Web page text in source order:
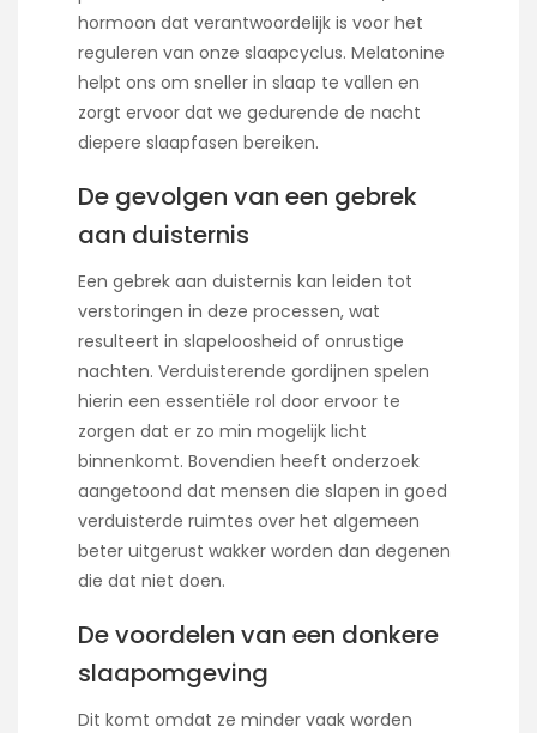
hormoon dat verantwoordelijk is voor het
reguleren van onze slaapcyclus. Melatonine
helpt ons om sneller in slaap te vallen en
zorgt ervoor dat we gedurende de nacht
diepere slaapfasen bereiken.
De gevolgen van een gebrek
aan duisternis
Een gebrek aan duisternis kan leiden tot
verstoringen in deze processen, wat
resulteert in slapeloosheid of onrustige
nachten. Verduisterende gordijnen spelen
hierin een essentiële rol door ervoor te
zorgen dat er zo min mogelijk licht
binnenkomt. Bovendien heeft onderzoek
aangetoond dat mensen die slapen in goed
verduisterde ruimtes over het algemeen
beter uitgerust wakker worden dan degenen
die dat niet doen.
De voordelen van een donkere
slaapomgeving
Dit komt omdat ze minder vaak worden